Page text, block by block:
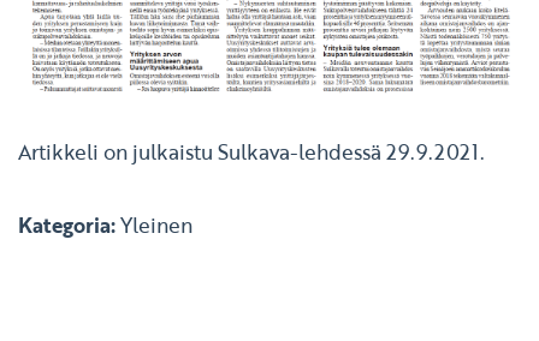
Artikkeli on julkaistu Sulkava-lehdessä 29.9.2021.
Kategoria:Yleinen